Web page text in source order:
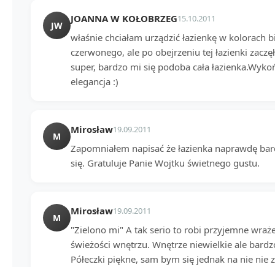
JW
JOANNA W KOŁOBRZEG15.10.2011
właśnie chciałam urządzić łazienkę w kolorach
czerwonego, ale po obejrzeniu tej łazienki
super, bardzo mi się podoba cała
elegancja :)
M
Mirosław19.09.2011
Zapomniałem napisać że łazienka naprawdę
się. Gratuluje Panie Wojtku świetnego gustu.
M
Mirosław19.09.2011
"Zielono mi" A tak serio to robi przyjemne
świeżości wnętrzu. Wnętrze niewielkie ale
Półeczki piękne, sam bym się jednak na nie nie